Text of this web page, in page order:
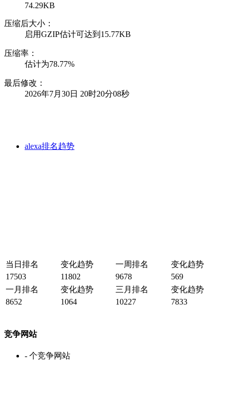
74.29KB
压缩后大小：
启用GZIP估计可达到15.77KB
压缩率：
估计为78.77%
最后修改：
2026年7月30日 20时20分08秒
alexa排名趋势
当日排名 变化趋势 一周排名
变化趋势
17503
11802 9678
569
一月排名
变化趋势 三月排名
变化趋势
8652
1064 10227 7833
竞争网站
- 个竞争网站